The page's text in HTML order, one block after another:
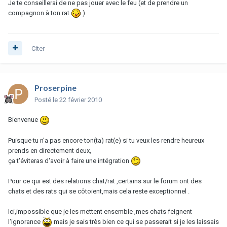
Je te conseillerai de ne pas jouer avec le feu (et de prendre un
compagnon à ton rat
)
Citer
Proserpine
Posté le 22 février 2010
Bienvenue
Puisque tu n'a pas encore ton(ta) rat(e) si tu veux les rendre heureux
prends en directement deux,
ça t'éviteras d'avoir à faire une intégration
Pour ce qui est des relations chat/rat ,certains sur le forum ont des
chats et des rats qui se côtoient,mais cela reste exceptionnel .
Ici,impossible que je les mettent ensemble ,mes chats feignent
l'ignorance
mais je sais très bien ce qui se passerait si je les laissais